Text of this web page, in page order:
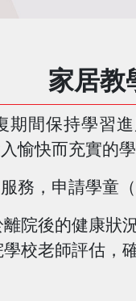
家居教
期間保持學習
愉快而充實的學
務，申請學童
院後的健康狀
校老師評估，